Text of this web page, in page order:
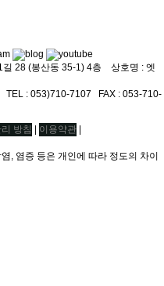
길 28 (봉산동 35-1) 4층 상호명 : 엣
TEL : 053)710-7107ㅤ FAX : 053-710-
방침 이용약관
, 염증 등은 개인에 따라 정도의 차이